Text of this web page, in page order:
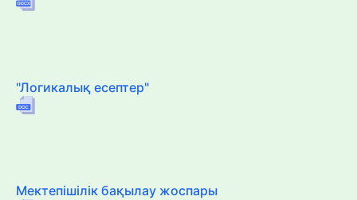
"Логикалық есептер"
Мектепішілік бақылау жоспары